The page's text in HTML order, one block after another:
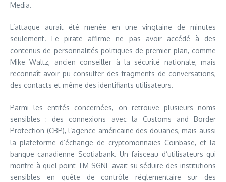
Media.
L’attaque aurait été menée en une vingtaine de minutes
seulement. Le pirate affirme ne pas avoir accédé à des
contenus de personnalités politiques de premier plan, comme
Mike Waltz, ancien conseiller à la sécurité nationale, mais
reconnaît avoir pu consulter des fragments de conversations,
des contacts et même des identifiants utilisateurs.
Parmi les entités concernées, on retrouve plusieurs noms
sensibles : des connexions avec la Customs and Border
Protection (CBP), l’agence américaine des douanes, mais aussi
la plateforme d’échange de cryptomonnaies Coinbase, et la
banque canadienne Scotiabank. Un faisceau d’utilisateurs qui
montre à quel point TM SGNL avait su séduire des institutions
sensibles en quête de contrôle réglementaire sur des